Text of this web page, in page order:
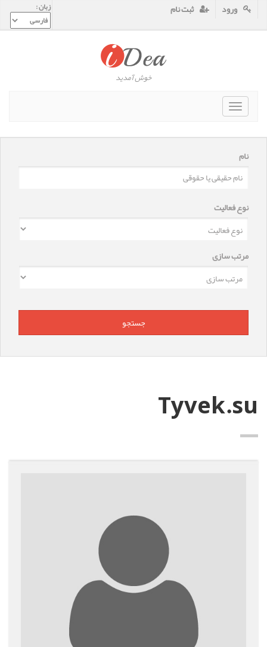
زبان : ورود ثبت نام
خوش آمدید
Toggle
نام
نوع فعالیت
مرتب سازی
Tyvek.su